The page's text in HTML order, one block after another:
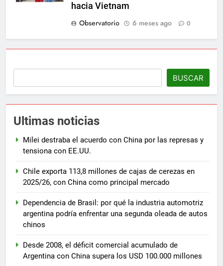
hacia Vietnam
Observatorio
6 meses ago 0
BUSCAR
Ultimas noticias
Milei destraba el acuerdo con China por las represas y
tensiona con EE.UU.
Chile exporta 113,8 millones de cajas de cerezas en
2025/26, con China como principal mercado
Dependencia de Brasil: por qué la industria automotriz
argentina podría enfrentar una segunda oleada de autos
chinos
Desde 2008, el déficit comercial acumulado de
Argentina con China supera los USD 100.000 millones